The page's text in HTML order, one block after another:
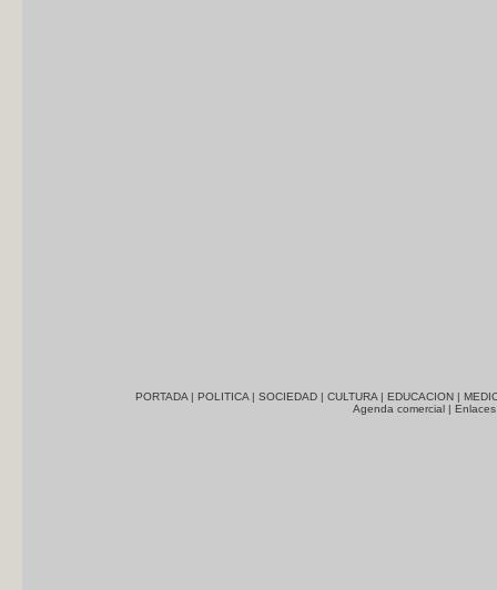
PORTADA | POLITICA | SOCIEDAD | CULTURA | EDUCACION |
Agenda comercial |Enlaces